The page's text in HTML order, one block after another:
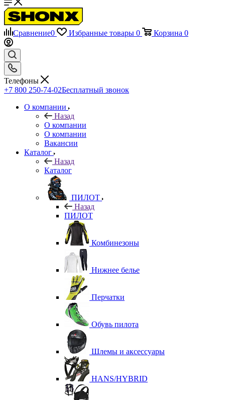
Сравнение0 Избранные товары 0 Корзина 0
Телефоны
+7 800 250-74-02Бесплатный звонок
О компании
Назад
О компании
О компании
Вакансии
Каталог
Назад
Каталог
ПИЛОТ
Назад
ПИЛОТ
Комбинезоны
Нижнее белье
Перчатки
Обувь пилота
Шлемы и аксессуары
HANS/HYBRID